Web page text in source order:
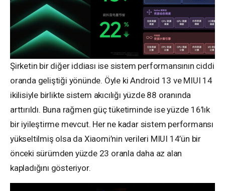
Şirketin bir diğer iddiası ise sistem performansının ciddi
oranda geliştiği yönünde. Öyle ki Android 13 ve MIUI 14
ikilisiyle birlikte sistem akıcılığı yüzde 88 oranında
arttırıldı. Buna rağmen güç tüketiminde ise yüzde 16’lık
bir iyileştirme mevcut. Her ne kadar sistem performansı
yükseltilmiş olsa da Xiaomi’nin verileri MIUI 14’ün bir
önceki sürümden yüzde 23 oranla daha az alan
kapladığını gösteriyor.